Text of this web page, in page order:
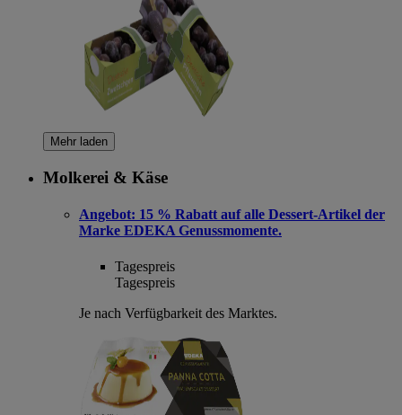
Mehr laden
Molkerei & Käse
Angebot: 15 % Rabatt auf alle Dessert-Artikel der
Marke EDEKA Genussmomente.
Tagespreis
Tagespreis
Je nach Verfügbarkeit des Marktes.